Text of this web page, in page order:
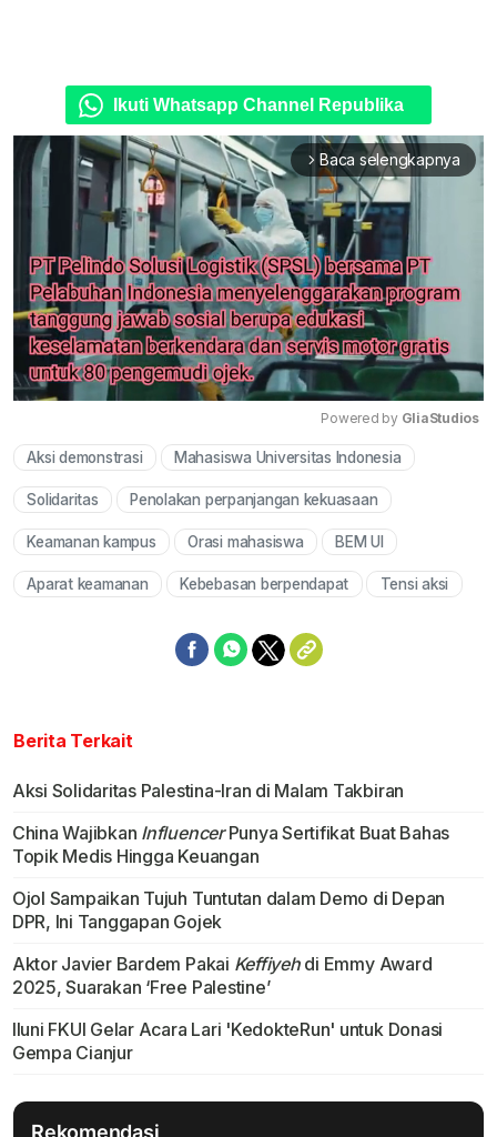
Ikuti Whatsapp Channel Republika
arrow_forward_ios Baca selengkapnya
Mute
Powered by GliaStudios
Aksi demonstrasi Mahasiswa Universitas Indonesia
Solidaritas Penolakan perpanjangan kekuasaan
Keamanan kampus Orasi mahasiswa BEM UI
Aparat keamanan Kebebasan berpendapat Tensi aksi
Berita Terkait
Aksi Solidaritas Palestina-Iran di Malam Takbiran
China Wajibkan InfluencerPunya Sertifikat Buat Bahas
Topik Medis Hingga Keuangan
Ojol Sampaikan Tujuh Tuntutan dalam Demo di Depan
DPR, Ini Tanggapan Gojek
Aktor Javier Bardem Pakai Keffiyehdi Emmy Award
2025, Suarakan ‘Free Palestine’
Iluni FKUI Gelar Acara Lari 'KedokteRun' untuk Donasi
Gempa Cianjur
Rekomendasi